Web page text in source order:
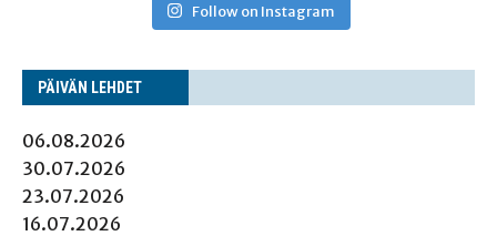
Follow on Instagram
PÄI­VÄN LEHDET
06.08.2026
30.07.2026
23.07.2026
16.07.2026